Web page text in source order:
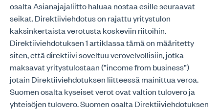
osalta Asianajajaliitto haluaa nostaa esille seuraavat
seikat. Direktiiviehdotus on rajattu yritystulon
kaksinkertaista verotusta koskeviin riitoihin.
Direktiiviehdotuksen 1 artiklassa tämä on määritetty
siten, että direktiivi soveltuu verovelvollisiin, jotka
maksavat yritystulostaan (”income from business”)
jotain Direktiiviehdotuksen liitteessä mainittua veroa.
Suomen osalta kyseiset verot ovat valtion tulovero ja
yhteisöjen tulovero. Suomen osalta Direktiiviehdotuksen